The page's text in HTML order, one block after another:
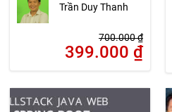
Trần Duy Thanh
700.000₫
399.000 ₫